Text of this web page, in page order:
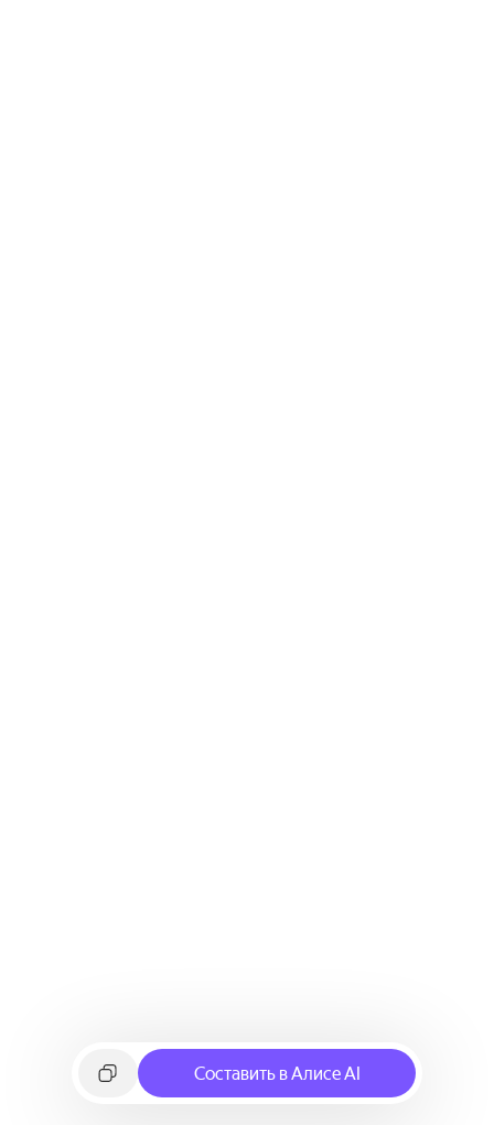
Составить в Алисе AI